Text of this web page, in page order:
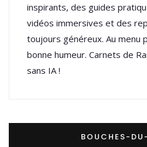
inspirants, des guides
vidéos immersives et des
toujours généreux. Au menu
bonne humeur. Carnets de
sans IA !
BOUCHES-